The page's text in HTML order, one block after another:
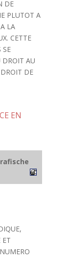
DE
PLUTOT A
LA
CETTE
SE
DROIT AU
DE
EN
ET